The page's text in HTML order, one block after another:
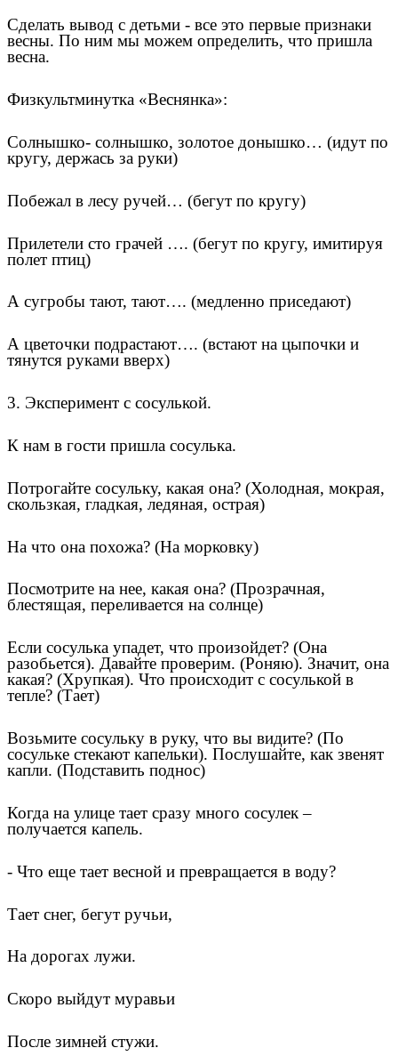
Сделать вывод с детьми - все это первые признаки
весны. По ним мы можем определить, что пришла
весна.
Физкультминутка «Веснянка»:
Солнышко- солнышко, золотое донышко… (идут по
кругу, держась за руки)
Побежал в лесу ручей… (бегут по кругу)
Прилетели сто грачей …. (бегут по кругу, имитируя
полет птиц)
А сугробы тают, тают…. (медленно приседают)
А цветочки подрастают…. (встают на цыпочки и
тянутся руками вверх)
3. Эксперимент с сосулькой.
К нам в гости пришла сосулька.
Потрогайте сосульку, какая она? (Холодная, мокрая,
скользкая, гладкая, ледяная, острая)
На что она похожа? (На морковку)
Посмотрите на нее, какая она? (Прозрачная,
блестящая, переливается на солнце)
Если сосулька упадет, что произойдет? (Она
разобьется). Давайте проверим. (Роняю). Значит, она
какая? (Хрупкая). Что происходит с сосулькой в
тепле? (Тает)
Возьмите сосульку в руку, что вы видите? (По
сосульке стекают капельки). Послушайте, как звенят
капли. (Подставить поднос)
Когда на улице тает сразу много сосулек –
получается капель.
- Что еще тает весной и превращается в воду?
Тает снег, бегут ручьи,
На дорогах лужи.
Скоро выйдут муравьи
После зимней стужи.